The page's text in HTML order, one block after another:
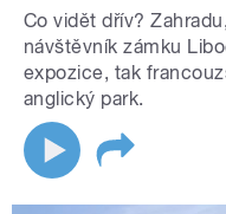
Co vidět dřív?
návštěvník zámku
expozice, tak
anglický park.